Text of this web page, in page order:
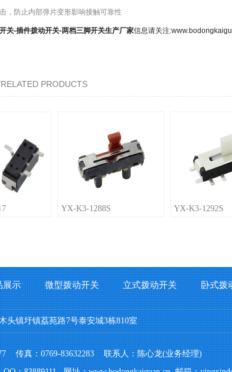
，防止内部弹片变形影响接触可靠性
关-插件拨动开关-两档三脚开关生产厂家信息请关注
PRODUCTS
YX-K3-1288S YX-K3-1292S
展示 微型拨动开关 立式拨动开关 卧式拨
头镇圩镇荔苑路7号泰安城3栋810室
传真：0769-83632283 联系人：陈心龙(业务经理)